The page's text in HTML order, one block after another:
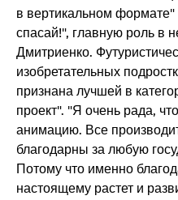
в вертикальном
спасай!", главную роль в
Дмитриенко.
изобретательных
признана лучшей в
проект". "Я очень рада,
анимацию. Все
благодарны за любую
Потому что именно
настоящему растет и